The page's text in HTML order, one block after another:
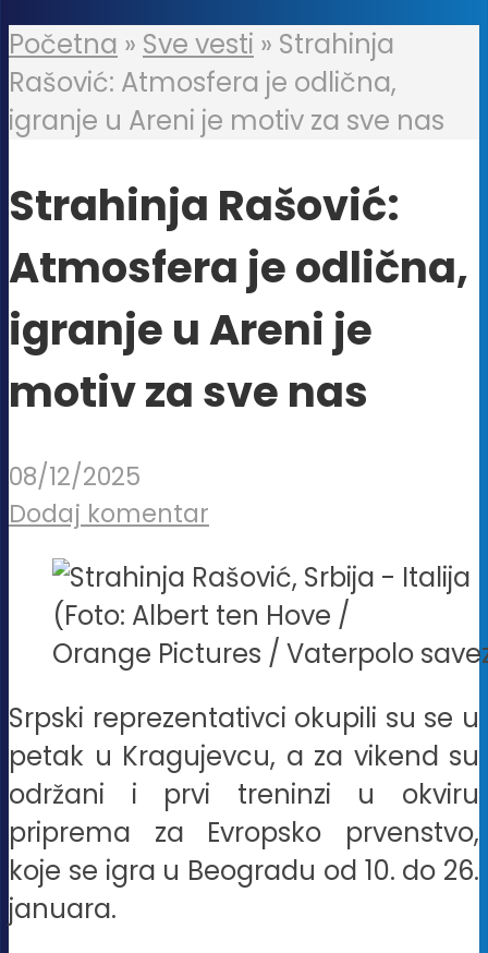
Početna » Sve vesti » Strahinja
Rašović: Atmosfera je odlična,
igranje u Areni je motiv za sve nas
Strahinja Rašović:
Atmosfera je odlična,
igranje u Areni je
motiv za sve nas
08/12/2025
Dodaj komentar
(Foto: Albert ten Hove /
Orange Pictures / Vaterpolo
Srpski reprezentativci okupili su se u
petak u Kragujevcu, a za vikend su
održani i prvi treninzi u okviru
priprema za Evropsko prvenstvo,
koje se igra u Beogradu od 10. do 26.
januara.